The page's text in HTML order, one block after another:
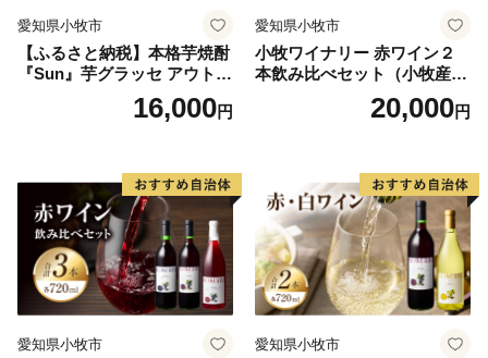
愛知県小牧市
【ふるさと納税】本格芋焼酎
『Sun』芋グラッセ アウトド
ア ソロキャンプ ベランピン
グ 巣ごもり 就労支援16,000円
愛知県小牧市
小牧ワイナリー 赤ワイン２
本飲み比べセット（小牧産ぶ
どう100％使用）20,000円
愛知県小牧市 愛知県小牧市